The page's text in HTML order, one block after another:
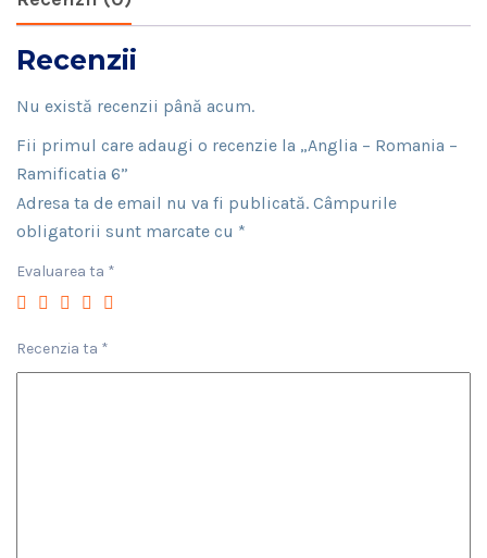
Ramificatia
6
Recenzii
Nu există recenzii până acum.
Fii primul care adaugi o recenzie la „Anglia – Romania –
Ramificatia 6”
Adresa ta de email nu va fi publicată. Câmpurile
obligatorii sunt marcate cu *
Evaluarea ta *
Recenzia ta *